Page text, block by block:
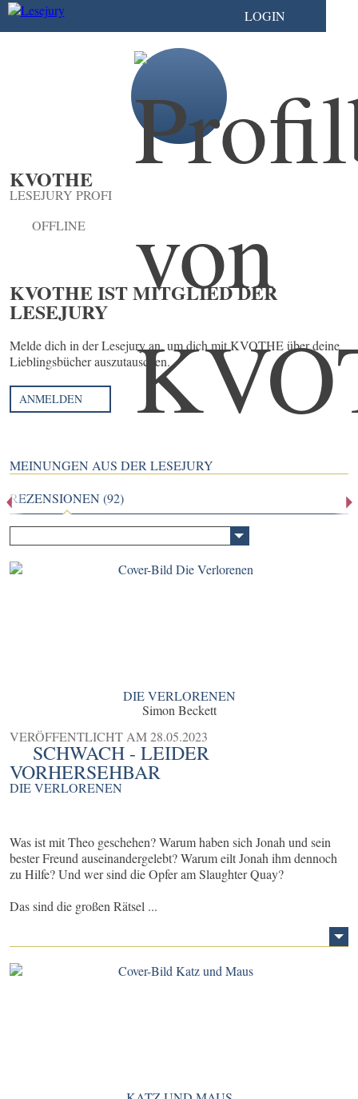
LOGIN
KVOTHE
LESEJURY PROFI
OFFLINE
KVOTHE IST MITGLIED DER
LESEJURY
Melde dich in der Lesejury an, um dich mit KVOTHE über deine
Lieblingsbücher auszutauschen.
ANMELDEN
MEINUNGEN AUS DER LESEJURY
REZENSIONEN (92)
DIE VERLORENEN
Simon Beckett
VERÖFFENTLICHT AM28.05.2023
SCHWACH - LEIDER
VORHERSEHBAR
DIE VERLORENEN
Was ist mit Theo geschehen? Warum haben sich Jonah und sein
bester Freund auseinandergelebt? Warum eilt Jonah ihm dennoch
zu Hilfe? Und wer sind die Opfer am Slaughter Quay?
Das sind die großen Rätsel ...